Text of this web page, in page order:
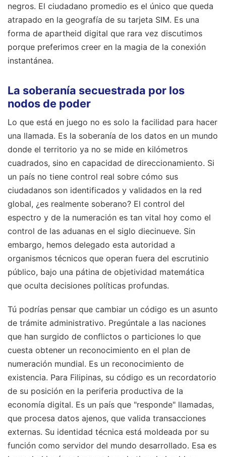
negros. El ciudadano promedio es el único que queda
atrapado en la geografía de su tarjeta SIM. Es una
forma de apartheid digital que rara vez discutimos
porque preferimos creer en la magia de la conexión
instantánea.
La soberanía secuestrada por los
nodos de poder
Lo que está en juego no es solo la facilidad para hacer
una llamada. Es la soberanía de los datos en un mundo
donde el territorio ya no se mide en kilómetros
cuadrados, sino en capacidad de direccionamiento. Si
un país no tiene control real sobre cómo sus
ciudadanos son identificados y validados en la red
global, ¿es realmente soberano? El control del
espectro y de la numeración es tan vital hoy como el
control de las aduanas en el siglo diecinueve. Sin
embargo, hemos delegado esta autoridad a
organismos técnicos que operan fuera del escrutinio
público, bajo una pátina de objetividad matemática
que oculta decisiones políticas profundas.
Tú podrías pensar que cambiar un código es un asunto
de trámite administrativo. Pregúntale a las naciones
que han surgido de conflictos o particiones lo que
cuesta obtener un reconocimiento en el plan de
numeración mundial. Es un reconocimiento de
existencia. Para Filipinas, su código es un recordatorio
de su posición en la periferia productiva de la
economía digital. Es un país que "responde" llamadas,
que procesa datos ajenos, que valida transacciones
externas. Su identidad técnica está moldeada por su
función como servidor del mundo desarrollado. Esa es